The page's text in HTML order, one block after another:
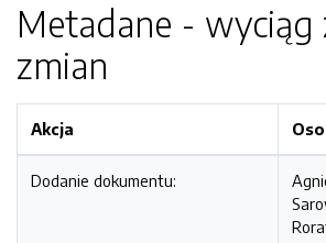
Metadane - wyciąg
zmian
Akcja
Dodanie dokumentu: